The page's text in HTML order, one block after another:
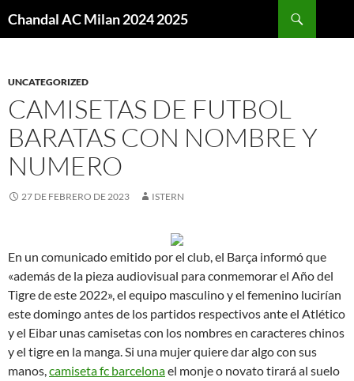
Chandal AC Milan 2024 2025
UNCATEGORIZED
CAMISETAS DE FUTBOL
BARATAS CON NOMBRE Y
NUMERO
27 DE FEBRERO DE 2023 ISTERN
En un comunicado emitido por el club, el Barça informó que
«además de la pieza audiovisual para conmemorar el Año del
Tigre de este 2022», el equipo masculino y el femenino lucirían
este domingo antes de los partidos respectivos ante el Atlético
y el Eibar unas camisetas con los nombres en caracteres chinos
y el tigre en la manga. Si una mujer quiere dar algo con sus
manos,camiseta fc barcelonael monje o novato tirará al suelo